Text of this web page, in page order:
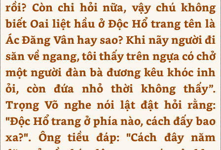
rồi? Còn chi hỏi nữa, vậy chú không
biết Oai liệt hầu ở Độc Hổ trang tên là
Ác Đăng Vân hay sao? Khi nãy người đi
săn về ngang, tôi thấy trên ngựa có chở
một người đàn bà đương kêu khóc inh
ỏi, còn đứa nhỏ thời không thấy”.
Trọng Võ nghe nói lật đật hỏi rằng:
"Độc Hổ trang ở phía nào, cách đấy bao
xa?". Ông tiều đáp: "Cách đây năm